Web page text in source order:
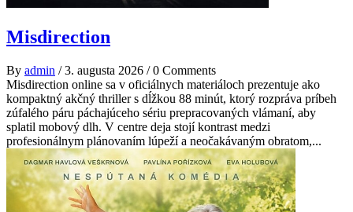
Misdirection
By admin /3. augusta 2026 /0 Comments
Misdirection online sa v oficiálnych materiáloch prezentuje ako
kompaktný akčný thriller s dĺžkou 88 minút, ktorý rozpráva príbeh
zúfalého páru páchajúceho sériu prepracovaných vlámaní, aby
splatil mobový dlh. V centre deja stojí kontrast medzi
profesionálnym plánovaním lúpeží a neočakávaným obratom,...